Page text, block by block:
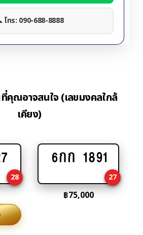
โทร: 090-688-8888
คุณอาจสนใจ (เลขมงคลใกล้
เคียง)
Add
28
Add
cart
6กก 1891
27
฿75,000